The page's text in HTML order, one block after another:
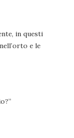
in questi
e le